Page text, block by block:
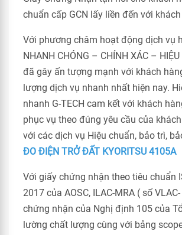
chuẩn cấp GCN lấy liền đến với
Với phương châm hoạt động dịch vụ
NHANH CHÓNG – CHÍNH XÁC – HIỆU
đã gây ấn tượng mạnh với khách
lượng dịch vụ nhanh nhất hiện nay.
nhanh G-TECH cam kết với khách
phục vụ theo đúng yêu cầu của
với các dịch vụ Hiệu chuẩn, bảo trì,
ĐO ĐIỆN TRỞ ĐẤT KYORITSU 4105A
Với giấy chứng nhận theo tiêu chuẩn
2017 của AOSC, ILAC-MRA ( số
chứng nhận của Nghị định 105 của
lường chất lượng cùng với bảng